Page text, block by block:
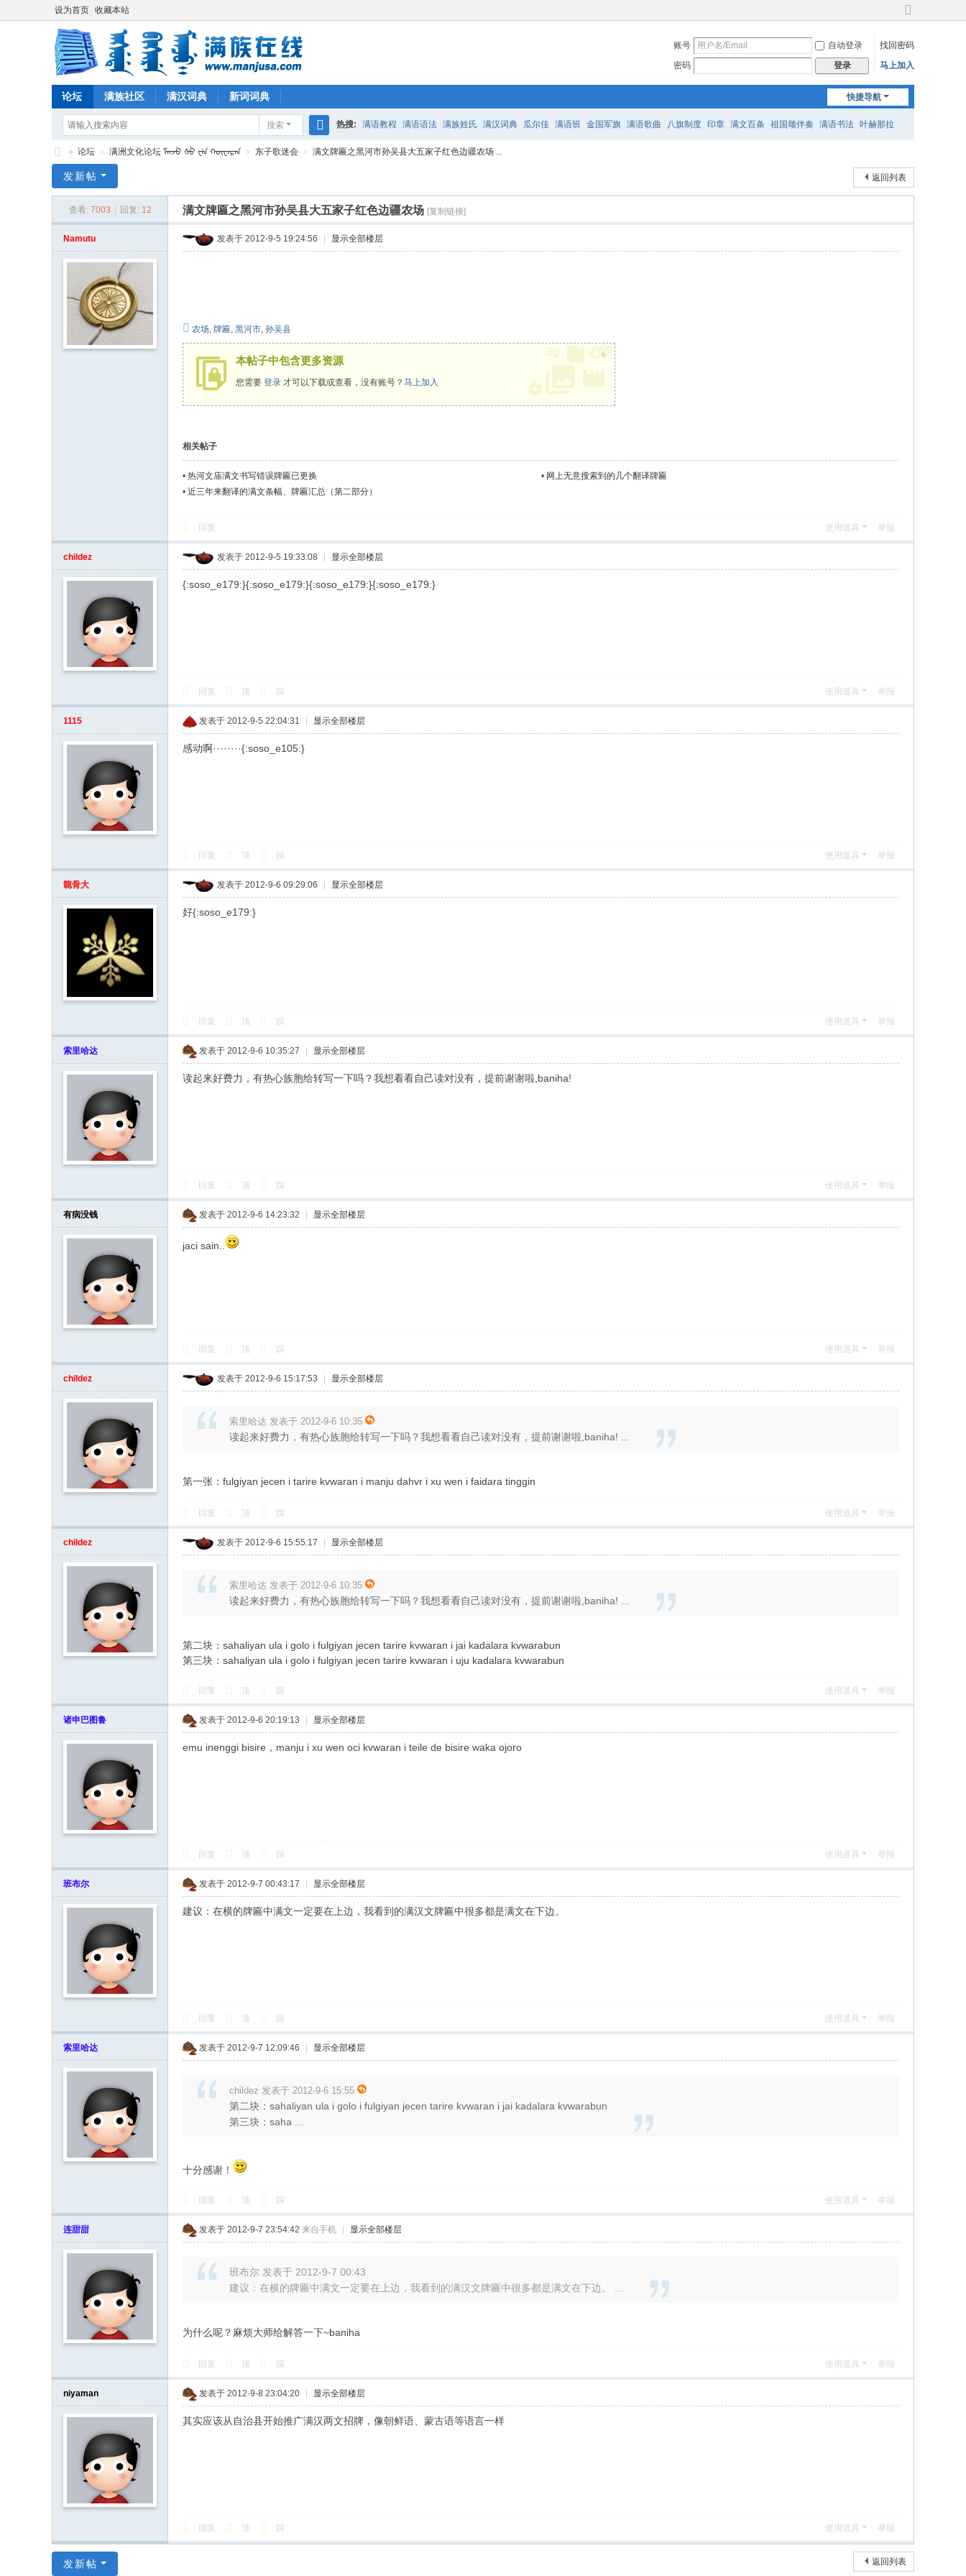
设为首页 收藏本站
切
到
宽
账号 自动登录
找回密码
密码
登录 马上加入
快捷导航
论坛 满族社区 满汉词典 新词词典
搜索
搜
热搜: 满语教程 满语语法 满族姓氏 满汉词典 瓜尔佳 满语班 金国军旗 满语歌曲 八旗制度 印章 满文百条 祖国颂伴奏 满语书法 叶赫那拉
百二老人语录 凤城 满汉词典
族
» 论坛 › 满洲文化论坛 ᠮᠠᠨᠵᡠ ᡧᡠ ᠸᡝᠨ ᡴᡡᠸᠠᡵᠠᠨ › 东子歌迷会 › 满文牌匾之黑河市孙吴县大五家子红色边疆农场 ...
返回列表
发新帖
查看: 7003 回复: 12 满文牌匾之黑河市孙吴县大五家子红色边疆农场 [复制链接]
Namutu 发表于 2012-9-5 19:24:56 显示全部楼层
农场, 牌匾, 黑河市, 孙吴县
本帖子中包含更多资源
您需要 登录 才可以下载或查看，没有账号？ 马上加入
×
相关帖子
• 热河文庙满文书写错误牌匾已更换 • 网上无意搜索到的几个翻译牌匾
• 近三年来翻译的满文条幅、牌匾汇总（第二部分）
回复 使用道具 举报
childez 发表于 2012-9-5 19:33:08 显示全部楼层
{:soso_e179:}{:soso_e179:}{:soso_e179:}{:soso_e179:}
回复 顶 踩 使用道具 举报
1115 发表于 2012-9-5 22:04:31 显示全部楼层
感动啊········{:soso_e105:}
回复 顶 踩 使用道具 举报
㡣骨大 发表于 2012-9-6 09:29:06 显示全部楼层
好{:soso_e179:}
回复 顶 踩 使用道具 举报
索里哈达 发表于 2012-9-6 10:35:27 显示全部楼层
读起来好费力，有热心族胞给转写一下吗？我想看看自己读对没有，提前谢谢啦,baniha!
回复 顶 踩 使用道具 举报
有病没钱 发表于 2012-9-6 14:23:32 显示全部楼层
jaci sain..
回复 顶 踩 使用道具 举报
childez 发表于 2012-9-6 15:17:53 显示全部楼层
索里哈达 发表于 2012-9-6 10:35
读起来好费力，有热心族胞给转写一下吗？我想看看自己读对没有，提前谢谢啦,baniha! ...
第一张：fulgiyan jecen i tarire kvwaran i manju dahvr i xu wen i faidara tinggin
回复 顶 踩 使用道具 举报
childez 发表于 2012-9-6 15:55:17 显示全部楼层
索里哈达 发表于 2012-9-6 10:35
读起来好费力，有热心族胞给转写一下吗？我想看看自己读对没有，提前谢谢啦,baniha! ...
第二块：sahaliyan ula i golo i fulgiyan jecen tarire kvwaran i jai kadalara kvwarabun
第三块：sahaliyan ula i golo i fulgiyan jecen tarire kvwaran i uju kadalara kvwarabun
回复 顶 踩 使用道具 举报
诸申巴图鲁 发表于 2012-9-6 20:19:13 显示全部楼层
emu inenggi bisire，manju i xu wen oci kvwaran i teile de bisire waka ojoro
回复 顶 踩 使用道具 举报
班布尔 发表于 2012-9-7 00:43:17 显示全部楼层
建议：在横的牌匾中满文一定要在上边，我看到的满汉文牌匾中很多都是满文在下边。
回复 顶 踩 使用道具 举报
索里哈达 发表于 2012-9-7 12:09:46 显示全部楼层
childez 发表于 2012-9-6 15:55
第二块：sahaliyan ula i golo i fulgiyan jecen tarire kvwaran i jai kadalara kvwarabun
第三块：saha ...
十分感谢！
回复 顶 踩 使用道具 举报
连甜甜 发表于 2012-9-7 23:54:42 来自手机 显示全部楼层
班布尔 发表于 2012-9-7 00:43
建议：在横的牌匾中满文一定要在上边，我看到的满汉文牌匾中很多都是满文在下边。 ...
为什么呢？麻烦大师给解答一下~baniha
回复 顶 踩 使用道具 举报
niyaman 发表于 2012-9-8 23:04:20 显示全部楼层
其实应该从自治县开始推广满汉两文招牌，像朝鲜语、蒙古语等语言一样
回复 顶 踩 使用道具 举报
返回列表
发新帖